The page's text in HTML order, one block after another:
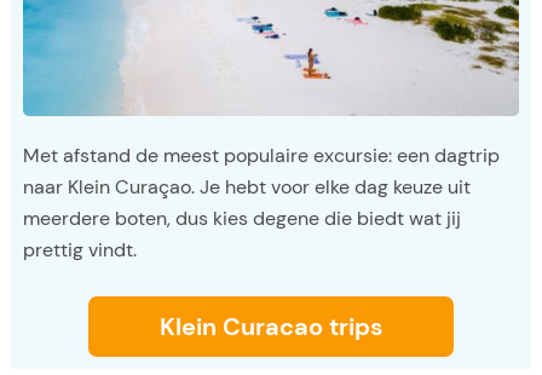
Met afstand de meest populaire excursie: een dagtrip
naar Klein Curaçao. Je hebt voor elke dag keuze uit
meerdere boten, dus kies degene die biedt wat jij
prettig vindt.
Klein Curacao trips